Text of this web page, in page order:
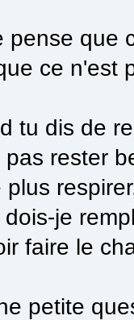
pense que
ce n'est
tu dis de
pas rester
plus
je
faire le
petite